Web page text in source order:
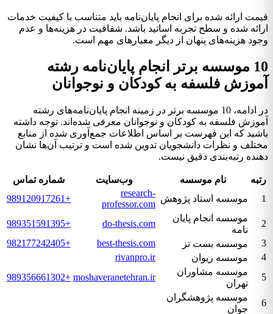
قیمت ارائه شده برای انجام پایان‌نامه باید متناسب با کیفیت خدمات
ارائه شده و سطح تجربه اساتید باشد. شفافیت در هزینه‌ها و عدم
وجود هزینه‌های پنهان از دیگر معیارهای مهم است.
10 موسسه برتر انجام پایان‌نامه رشته
آموزش فلسفه به کودکان و نوجوانان
در ادامه، 10 موسسه برتر در زمینه انجام پایان‌نامه‌های رشته
آموزش فلسفه به کودکان و نوجوانان معرفی شده‌اند. توجه داشته
باشید که این فهرست بر اساس اطلاعات جمع‌آوری شده از منابع
مختلف و نظرات دانشجویان تدوین شده است و ترتیب آن‌ها نشان
دهنده رتبه‌بندی دقیق نیست.
رتبه نام موسسه وب‌سایت
شماره تماس
1
موسسه استاد پژوهش
research-
professor.com
+989120917261
2
موسسه انجام پایان
نامه
do-thesis.com
+989351591395
3
موسسه بست تز best-thesis.com
+982177242405
4
موسسه ریوان
rivanpro.ir
5
موسسه مشاوران
تهران
moshaveranetehran.ir
+989356661302
6
موسسه پژوهشگران
جوان